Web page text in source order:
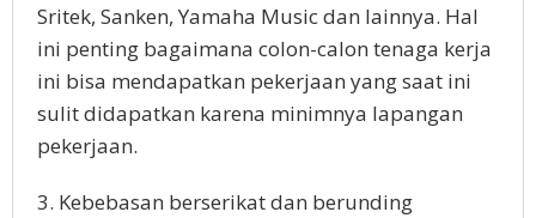
Sritek, Sanken, Yamaha Music dan lainnya. Hal
ini penting bagaimana colon-calon tenaga kerja
ini bisa mendapatkan pekerjaan yang saat ini
sulit didapatkan karena minimnya lapangan
pekerjaan.
3. Kebebasan berserikat dan berunding